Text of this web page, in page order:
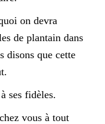
on devra
de plantain dans
disons que cette
ses fidèles.
vous à tout